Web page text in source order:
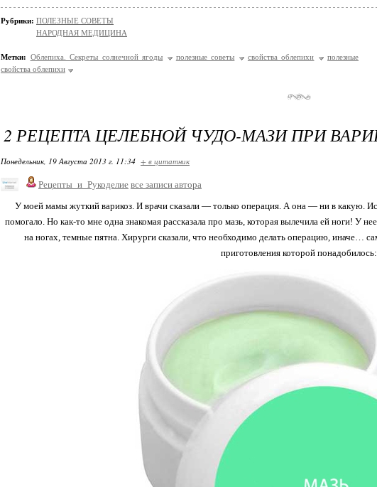
Рубрики: ПОЛЕЗНЫЕ СОВЕТЫ
НАРОДНАЯ МЕДИЦИНА
Метки: Облепиха. Секреты солнечной ягоды полезные советы свойства облепихи
полезные
свойства облепихи
2 РЕЦЕПТА ЦЕЛЕБНОЙ ЧУДО-МАЗИ ПРИ
Понедельник, 19 Августа 2013 г. 11:34 + в цитатник
Рецепты_и_Рукоделие все записи автора
У моей мамы жуткий варикоз. И врачи сказали — только операция. А она — ни в какую.
помогало. Но как-то мне одна знакомая рассказала про мазь, которая вылечила ей ноги! У
на ногах, темные пятна. Хирурги сказали, что необходимо делать операцию, иначе…
приготовления которой понадобилось: